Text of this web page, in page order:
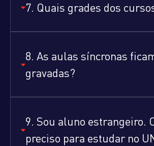
7. Quais grades dos
8. As aulas síncronas
gravadas?
9. Sou aluno estrangeiro.
preciso para estudar no